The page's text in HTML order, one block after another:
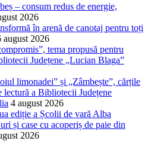
– consum redus de energie,
2026
în arenă de canotaj pentru toți
august 2026
tema propusă pentru
Județene „Lucian Blaga”
limonadei” și „Zâmbește”, cărțile
a Bibliotecii Județene
4 august 2026
ediție a Școlii de vară Alba
și case cu acoperiș de paie din
2026